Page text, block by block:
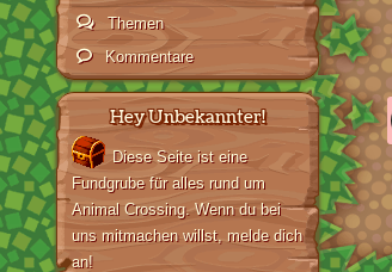
Themen
Kommentare
Hey Unbekannter!
Diese Seite ist eine
Fundgrube für alles rund um
Animal Crossing. Wenn du bei
uns mitmachen willst, melde dich
an!